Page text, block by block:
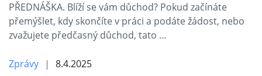
PŘEDNÁŠKA. Blíží se vám důchod? Pokud začínáte
přemýšlet, kdy skončíte v práci a podáte žádost, nebo
zvažujete předčasný důchod, tato …
Zprávy 8.4.2025